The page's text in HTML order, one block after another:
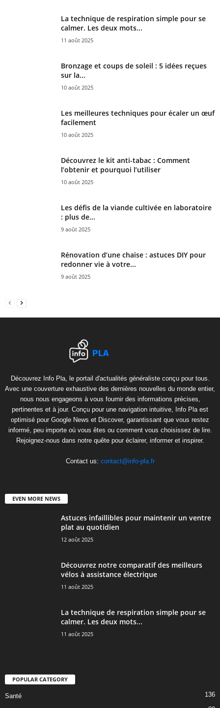
La technique de respiration simple pour se
calmer. Les deux mots...
11 août 2025
Bronzage et coups de soleil : 5 idées reçues
sur la...
10 août 2025
Les meilleures techniques pour écaler un œuf
facilement
10 août 2025
Découvrez le kit anti-tabac : Comment
l’obtenir et pourquoi l’utiliser
10 août 2025
Les défis de la viande cultivée en laboratoire
: plus de...
9 août 2025
Rénovation d’une chaise : astuces DIY pour
redonner vie à votre...
9 août 2025
Découvrez Info Pla, le portail d'actualités généraliste conçu pour tous.
Avec une couverture exhaustive des dernières nouvelles du monde entier,
nous nous engageons à vous fournir des informations précises,
pertinentes et à jour. Conçu pour une navigation intuitive, Info Pla est
optimisé pour Google News et Discover, garantissant que vous restez
informé, peu importe où vous êtes ou comment vous choisissez de lire.
Rejoignez-nous dans notre quête pour éclairer, informer et inspirer.
Contact us: contact@info-pla.fr
EVEN MORE NEWS
Astuces infaillibles pour maintenir un ventre
plat au quotidien
12 août 2025
Découvrez notre comparatif des meilleurs
vélos à assistance électrique
11 août 2025
La technique de respiration simple pour se
calmer. Les deux mots...
11 août 2025
POPULAR CATEGORY
Santé 136